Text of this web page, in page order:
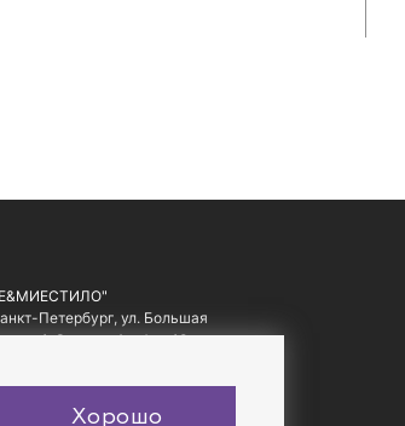
Петербург, ул. Большая
д. 1-3, литер А, офис 10.
Хорошо